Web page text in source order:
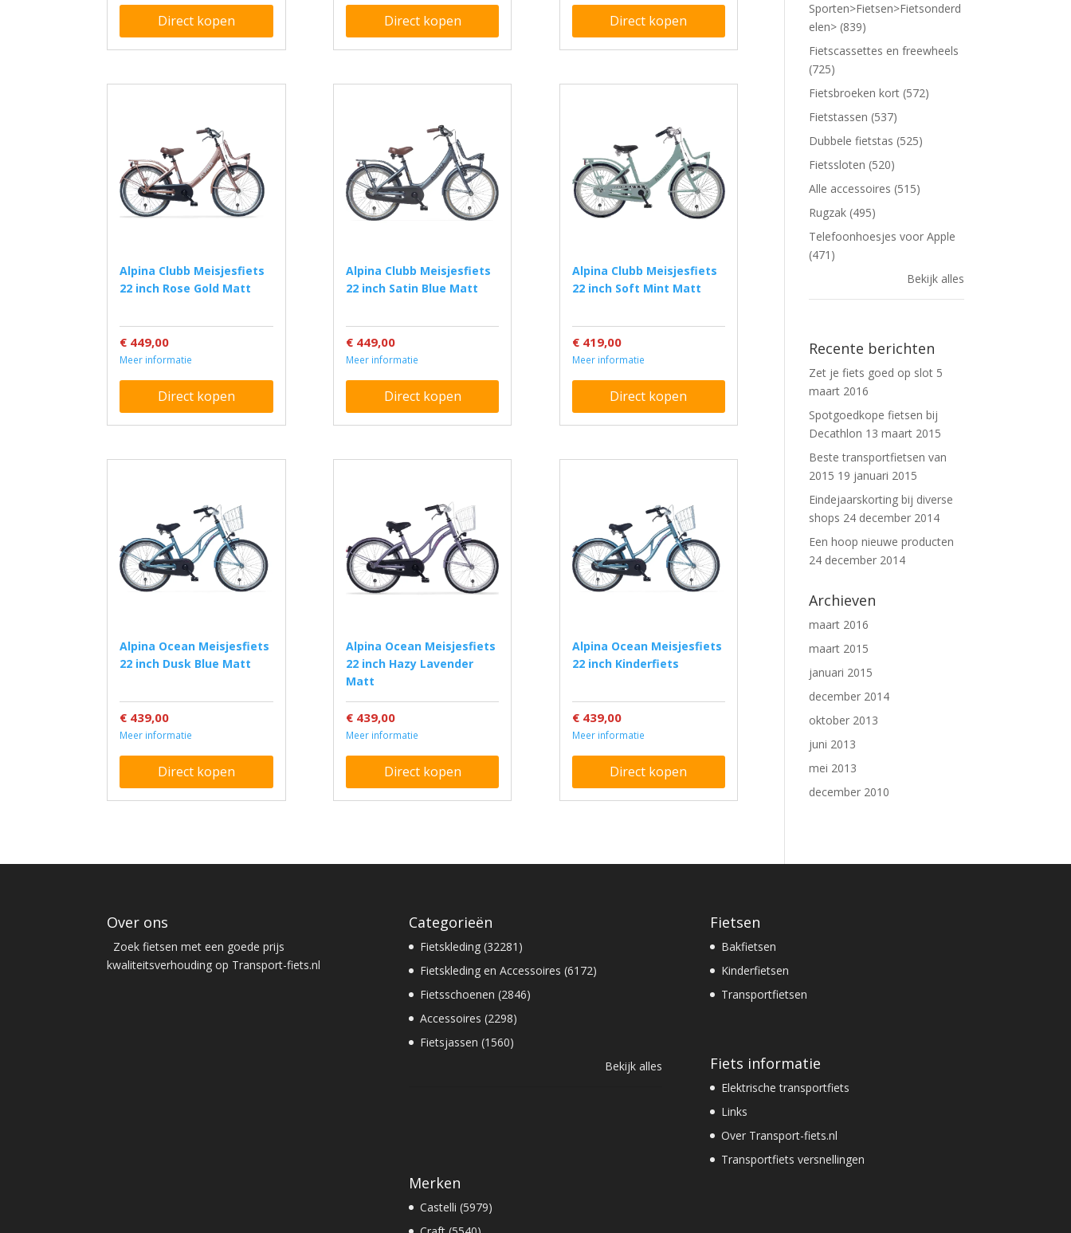
Direct kopen Direct kopen Direct kopen
Alpina Clubb Meisjesfiets
22 inch Rose Gold Matt
€ 449,00
Meer informatie
Direct kopen
Alpina Clubb Meisjesfiets
22 inch Satin Blue Matt
€ 449,00
Meer informatie
Direct kopen
Alpina Clubb Meisjesfiets
22 inch Soft Mint Matt
€ 419,00
Meer informatie
Direct kopen
Alpina Ocean Meisjesfiets
22 inch Dusk Blue Matt
€ 439,00
Meer informatie
Direct kopen
Alpina Ocean Meisjesfiets
22 inch Hazy Lavender
Matt
€ 439,00
Meer informatie
Direct kopen
Alpina Ocean Meisjesfiets
22 inch Kinderfiets
€ 439,00
Meer informatie
Direct kopen
Sporten>Fietsen>Fietsonderd
elen> (839)
Fietscassettes en freewheels
(725)
Fietsbroeken kort (572)
Fietstassen (537)
Dubbele fietstas (525)
Fietssloten (520)
Alle accessoires (515)
Rugzak (495)
Telefoonhoesjes voor Apple
(471)
Bekijk alles
Recente berichten
Zet je fiets goed op slot 5
maart 2016
Spotgoedkope fietsen bij
Decathlon 13 maart 2015
Beste transportfietsen van
2015 19 januari 2015
Eindejaarskorting bij diverse
shops 24 december 2014
Een hoop nieuwe producten
24 december 2014
Archieven
maart 2016
maart 2015
januari 2015
december 2014
oktober 2013
juni 2013
mei 2013
december 2010
Over ons
Zoek fietsen met een goede prijs
kwaliteitsverhouding op Transport-fiets.nl
Categorieën
Fietskleding (32281)
Fietskleding en Accessoires (6172)
Fietsschoenen (2846)
Accessoires (2298)
Fietsjassen (1560)
Bekijk alles
Merken
Castelli (5979)
Fietsen
Bakfietsen
Kinderfietsen
Transportfietsen
Fiets informatie
Elektrische transportfiets
Links
Over Transport-fiets.nl
Transportfiets versnellingen